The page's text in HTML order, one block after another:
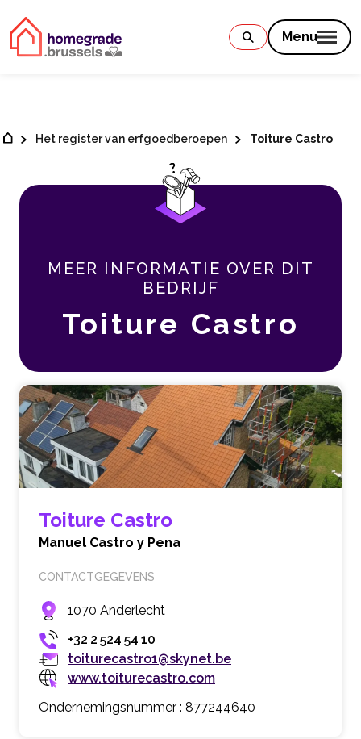
Menu
Het register van erfgoedberoepen Toiture Castro
MEER INFORMATIE OVER DIT
BEDRIJF
Toiture Castro
Toiture Castro
Manuel Castro y Pena
CONTACTGEGEVENS
1070 Anderlecht
+32 2 524 54 10
toiturecastro1@skynet.be
www.toiturecastro.com
Ondernemingsnummer : 877244640